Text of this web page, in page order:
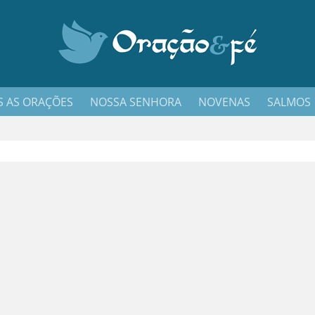
AS ORAÇÕES NOSSA SENHORA NOVENAS SALMOS